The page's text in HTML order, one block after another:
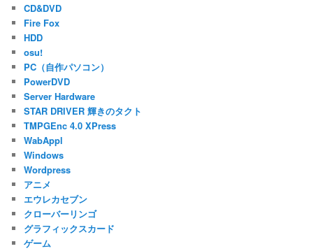
CD&DVD
Fire Fox
HDD
osu!
PC（自作パソコン）
PowerDVD
Server Hardware
STAR DRIVER 輝きのタクト
TMPGEnc 4.0 XPress
WabAppl
Windows
Wordpress
アニメ
エウレカセブン
クローバーリンゴ
グラフィックスカード
ゲーム